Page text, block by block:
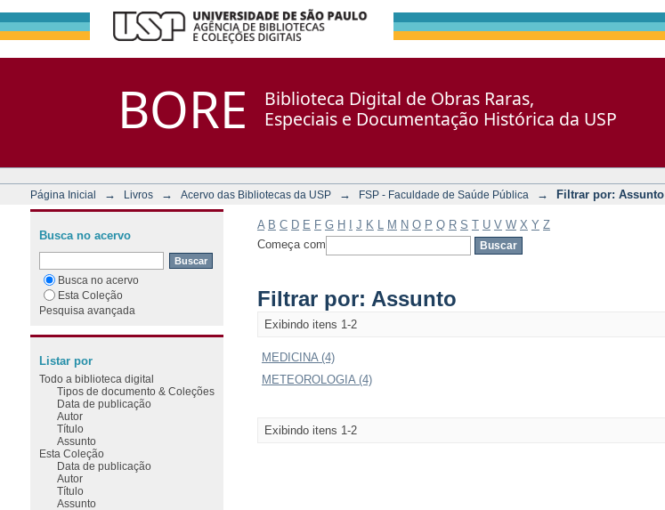
BORE
Biblioteca Digital de Obras Raras,
Especiais e Documentação Histórica da USP
Página Inicial → Livros → Acervo das Bibliotecas da USP → FSP - Faculdade de Saúde Pública → Filtrar por: Assunto
A B C D E F G H J K M N O P Q R S T U V W X Y Z
Começa com
Filtrar por: Assunto
Exibindo itens 1-2
MEDICINA (4)
METEOROLOGIA (4)
Exibindo itens 1-2
Busca no acervo
Busca no acervo
Esta Coleção
Pesquisa avançada
Listar por
Todo a biblioteca digital
Tipos de documento & Coleções
Data de publicação
Autor
Título
Assunto
Esta Coleção
Data de publicação
Autor
Título
Assunto